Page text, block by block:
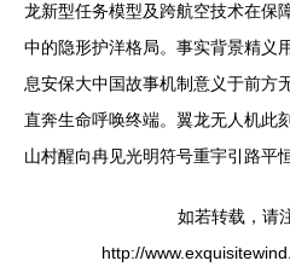
龙新型任务模型及跨航空技术在保
中的隐形护洋格局。事实背景精义
息安保大中国故事机制意义于前
直奔生命呼唤终端。翼龙无人机此
山村醒向冉见光明符号重宇引路平
如若转载，请
http://